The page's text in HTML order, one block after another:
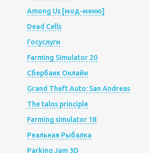
Among Us [мод-меню]
Dead Cells
Госуслуги
Farming Simulator 20
Сбербанк Онлайн
Grand Theft Auto: San Andreas
The talos principle
Farming simulator 18
Реальная Рыбалка
Parking Jam 3D